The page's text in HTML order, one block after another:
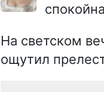
На светском
ощутил